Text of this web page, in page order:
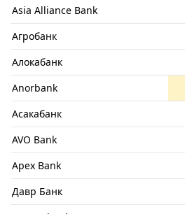
Asia Alliance Bank
Агробанк
Алокабанк
Anorbank
Асакабанк
AVO Bank
Apex Bank
Давр Банк